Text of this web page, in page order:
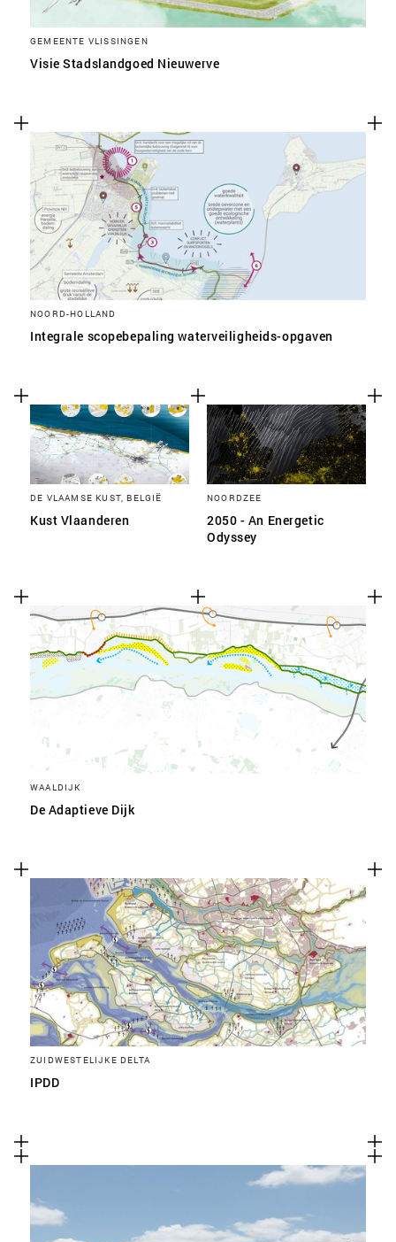
GEMEENTE VLISSINGEN
Visie Stadslandgoed Nieuwerve
NOORD-HOLLAND
Integrale scopebepaling waterveiligheids-opgaven
DE VLAAMSE KUST, BELGIË
Kust Vlaanderen
NOORDZEE
2050 - An Energetic
Odyssey
WAALDIJK
De Adaptieve Dijk
ZUIDWESTELIJKE DELTA
IPDD